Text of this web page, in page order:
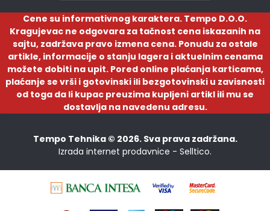
Cene su informativnog karaktera. Tempo D.O.O.
Kragujevac ne odgovara za tačnost cena iskazanih na
sajtu, zadržava pravo izmena cena. Ponudu za ostale
artikle, informacije o stanju lagera i aktuelnim cenama
možete dobiti na upit. Pored online plaćanja karticama,
plaćanje se vrši i gotovinski ili bezgotovinski u zavisnosti
od toga da li kupac preuzima kupljeni artikl ili mu se
dostavlja na navedenu adresu.
Tempo Tehnika © 2026. Sva prava zadržana.
Izrada internet prodavnice - Selltico.